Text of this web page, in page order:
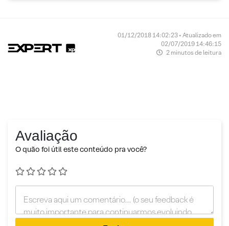
01/12/2018 14:02:23 • Atualizado em
02/07/2019 14:46:15
2 minutos de leitura
Avaliação
O quão foi útil este conteúdo pra você?